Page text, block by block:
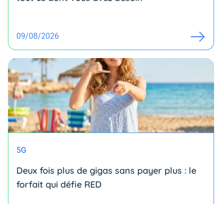
09/08/2026
5G
Deux fois plus de gigas sans payer plus : le
forfait qui défie RED